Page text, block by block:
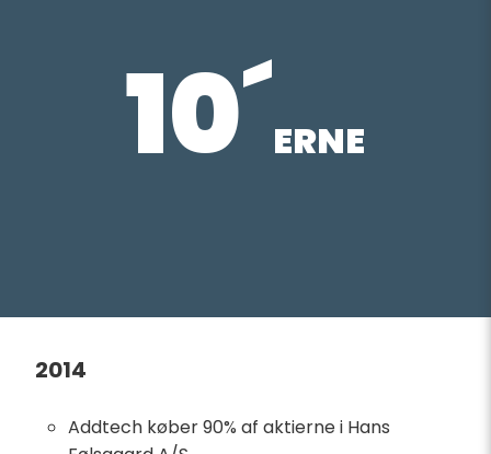
10´ERNE
2014
Addtech køber 90% af aktierne i Hans